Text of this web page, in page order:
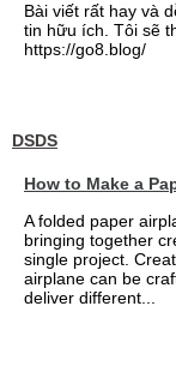
Bài viết rất hay và
tin hữu ích. Tôi sẽ
https://go8.blog/
DSDS
How to Make a
A folded paper
bringing together
single project.
airplane can be
deliver different...